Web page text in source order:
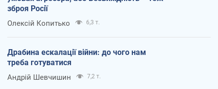
зброя Росії
Олексій Копитько 6,3 т.
Драбина ескалації війни: до чого нам
треба готуватися
Андрій Шевчишин 7,2 т.